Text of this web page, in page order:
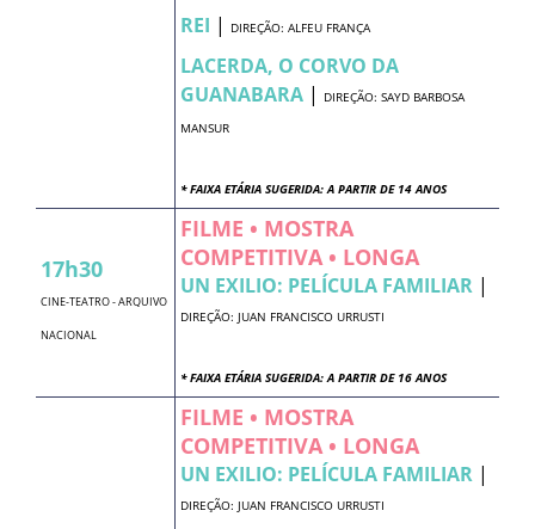
REI | DIREÇÃO: ALFEU FRANÇA
LACERDA, O CORVO DA
GUANABARA |
DIREÇÃO: SAYD BARBOSA
MANSUR
* FAIXA ETÁRIA SUGERIDA: A PARTIR DE 14 ANOS
17h30
CINE-TEATRO - ARQUIVO
NACIONAL
FILME • MOSTRA
COMPETITIVA • LONGA
UN EXILIO: PELÍCULA FAMILIAR |
DIREÇÃO: JUAN FRANCISCO URRUSTI
* FAIXA ETÁRIA SUGERIDA: A PARTIR DE 16 ANOS
FILME • MOSTRA
COMPETITIVA • LONGA
UN EXILIO: PELÍCULA FAMILIAR |
DIREÇÃO: JUAN FRANCISCO URRUSTI